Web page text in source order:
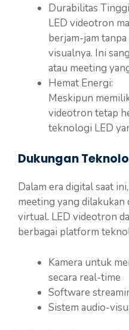
Durabilitas
LED videotron
berjam-jam
visualnya. Ini
atau meeting
Hemat Energi:
Meskipun
videotron tetap
teknologi LED
Dukungan
Dalam era digital saat
meeting yang
virtual. LED videotron
berbagai platform
Kamera untuk
secara real-time
Software
Sistem audio-